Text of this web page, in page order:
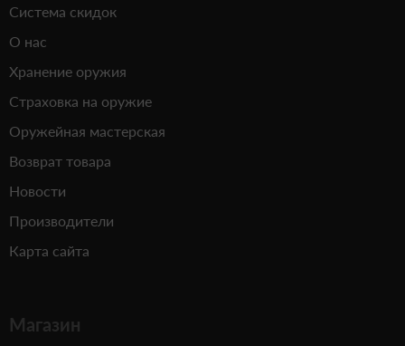
Система скидок
О нас
Хранение оружия
Страховка на оружие
Оружейная мастерская
Возврат товара
Новости
Производители
Карта сайта
Магазин